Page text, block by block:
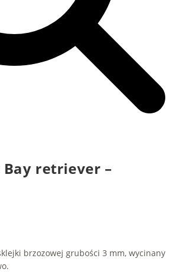
Bay retriever –
brzozowej grubości 3 mm, wycinany